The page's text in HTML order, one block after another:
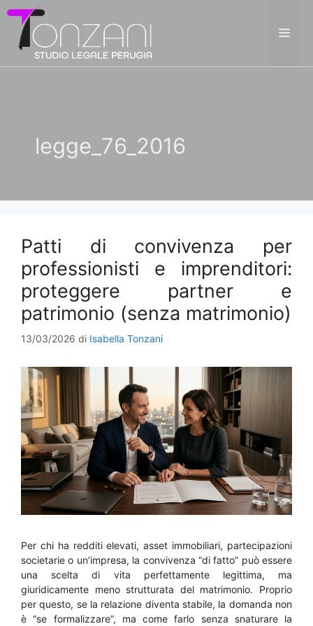
Vai
contenuto
legge_76_2016
Patti di convivenza per
professionisti e imprenditori:
proteggere partner e
patrimonio (senza matrimonio)
13/03/2026 di Isabella Tonzani
Per chi ha redditi elevati, asset immobiliari, partecipazioni
societarie o un’impresa, la convivenza “di fatto” può essere
una scelta di vita perfettamente legittima, ma
giuridicamente meno strutturata del matrimonio. Proprio
per questo, se la relazione diventa stabile, la domanda non
è “se formalizzare”, ma come farlo senza snaturare la